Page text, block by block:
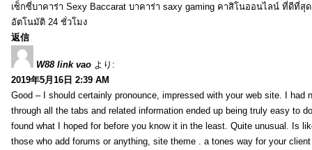
เซ็กซี่บาคาร่า Sexy Baccarat บาคาร่า saxy gaming คาสิโนออนไลน์ ที่ดีที่สุ
อัตโนมัติ 24 ชั่วโมง
返信
W88 link vao より:
2019年5月16日 2:39 AM
Good – I should certainly pronounce, impressed with your web site. I had
through all the tabs and related information ended up being truly easy to
found what I hoped for before you know it in the least. Quite unusual. Is
those who add forums or anything, site theme . a tones way for your